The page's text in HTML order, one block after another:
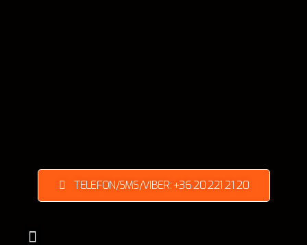
TELEFON/SMS/VIBER: +36 20 221 21 20